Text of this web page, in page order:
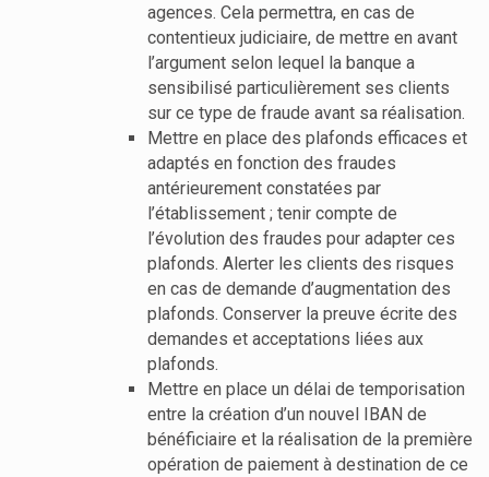
agences. Cela permettra, en cas de
contentieux judiciaire, de mettre en avant
l’argument selon lequel la banque a
sensibilisé particulièrement ses clients
sur ce type de fraude avant sa réalisation.
Mettre en place des plafonds efficaces et
adaptés en fonction des fraudes
antérieurement constatées par
l’établissement ; tenir compte de
l’évolution des fraudes pour adapter ces
plafonds. Alerter les clients des risques
en cas de demande d’augmentation des
plafonds. Conserver la preuve écrite des
demandes et acceptations liées aux
plafonds.
Mettre en place un délai de temporisation
entre la création d’un nouvel IBAN de
bénéficiaire et la réalisation de la première
opération de paiement à destination de ce